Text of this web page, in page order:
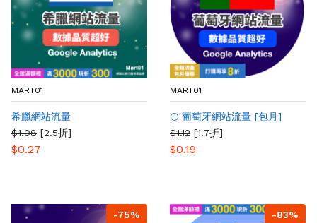
MART01
希臘網站流量
$1.08 [2.5折]
$0.27
MART01
🌕 葡萄牙網站流量 [包月]
$1.12 [1.7折]
$0.19
-75% -83%